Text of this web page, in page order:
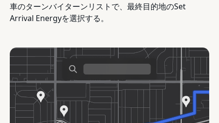
車のターンバイターンリストで、最終目的地のSet
Arrival Energyを選択する。